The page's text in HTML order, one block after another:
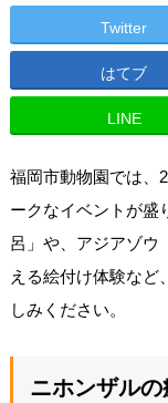
Twitter
はてブ
LINE
福岡市動物園では、
ークなイベントが盛
呂」や、アジアゾウ
える絵付け体験など
しみください。
ニホンザル